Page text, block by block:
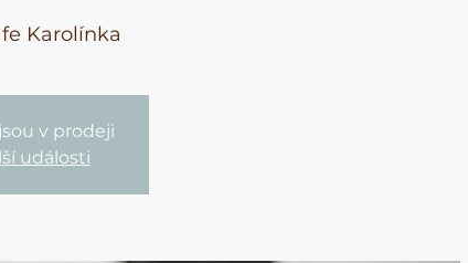
Karolínka
v prodeji
události